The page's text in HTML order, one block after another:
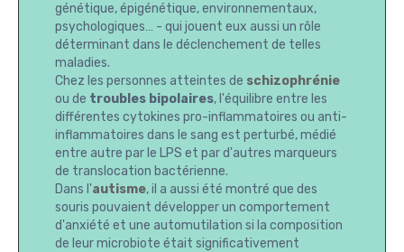
génétique, épigénétique, environnementaux,
psychologiques… - qui jouent eux aussi un rôle
déterminant dans le déclenchement de telles
maladies.
Chez les personnes atteintes de schizophrénie
ou de troubles bipolaires, l'équilibre entre les
différentes cytokines pro-inflammatoires ou anti-
inflammatoires dans le sang est perturbé, médié
entre autre par le LPS et par d'autres marqueurs
de translocation bactérienne.
Dans l'autisme, il a aussi été montré que des
souris pouvaient développer un comportement
d'anxiété et une automutilation si la composition
de leur microbiote était significativement